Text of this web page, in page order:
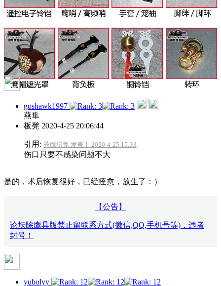
goshawk1997
燕隼
板凳 2020-4-25 20:06:44
引用: 苍鹰猎兔 发表于 2020-4-25 15:33
伤口只要不感染问题不大
是的，术后恢复很好，已经痊愈，放生了：）
【公告】
论坛除鹰具版禁止留联系方式(微信,QQ,手机号等)，违者
封号！
yubolyy